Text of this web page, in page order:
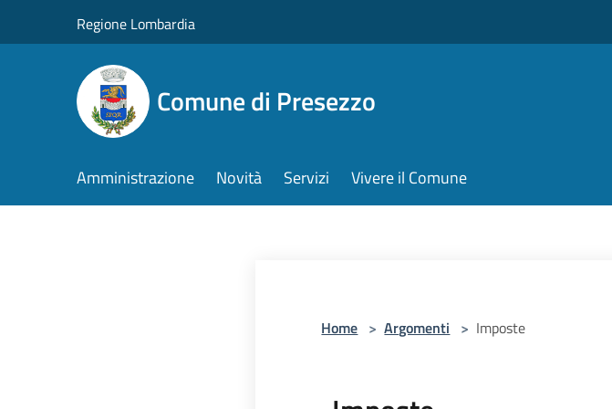
Regione Lombardia
Comune di Presezzo
Amministrazione Novità Servizi Vivere il Comune
Home > Argomenti > Imposte